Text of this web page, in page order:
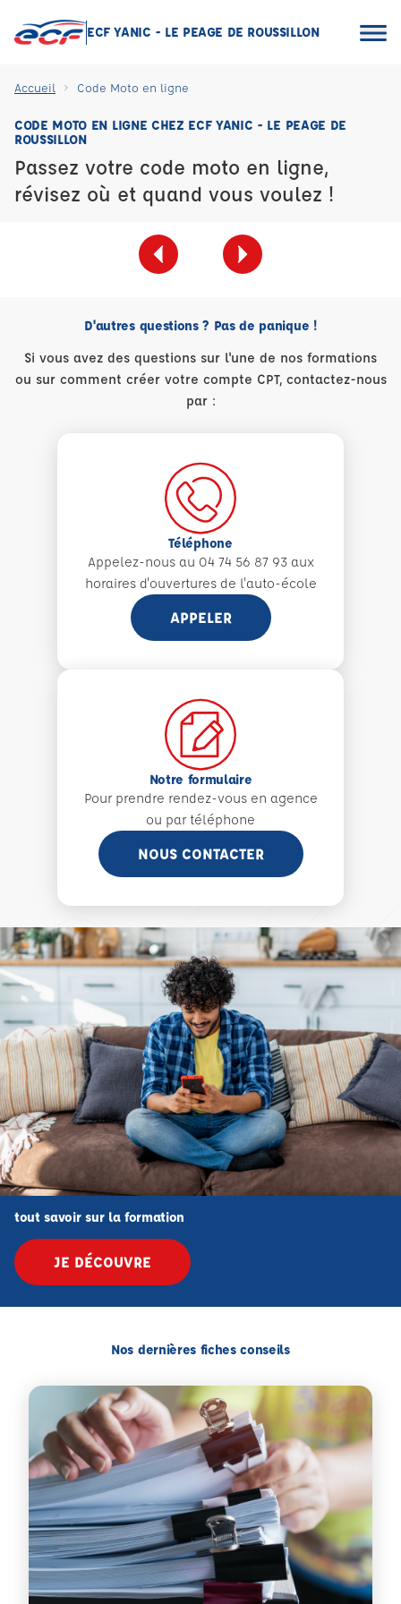
ECF YANIC - LE PEAGE DE ROUSSILLON
Accueil Code Moto en ligne
CODE MOTO EN LIGNE CHEZ ECF YANIC - LE PEAGE DE
ROUSSILLON
Passez votre code moto en ligne,
révisez où et quand vous voulez !
D'autres questions ? Pas de panique !
Si vous avez des questions sur l'une de nos formations
ou sur comment créer votre compte CPT, contactez-nous
par :
Téléphone
Appelez-nous au 04 74 56 87 93 aux
horaires d'ouvertures de l'auto-école
APPELER
Notre formulaire
Pour prendre rendez-vous en agence
ou par téléphone
NOUS CONTACTER
tout savoir sur la formation
JE DÉCOUVRE
Nos dernières fiches conseils